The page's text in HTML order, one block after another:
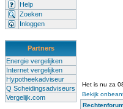
Help
Zoeken
Inloggen
Partners
Energie vergelijken
Internet vergelijken
Hypotheekadviseur
Q Scheidingsadviseurs
Vergelijk.com
Het is nu za
Bekijk